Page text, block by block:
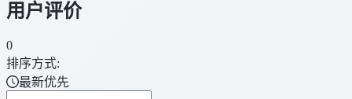
用户评价
0
排序方式:
最新优先